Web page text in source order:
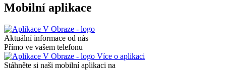
Mobilní aplikace
Aktuální informace od nás
Přímo ve vašem telefonu
Více o aplikaci
Stáhněte si naši mobilní aplikaci na